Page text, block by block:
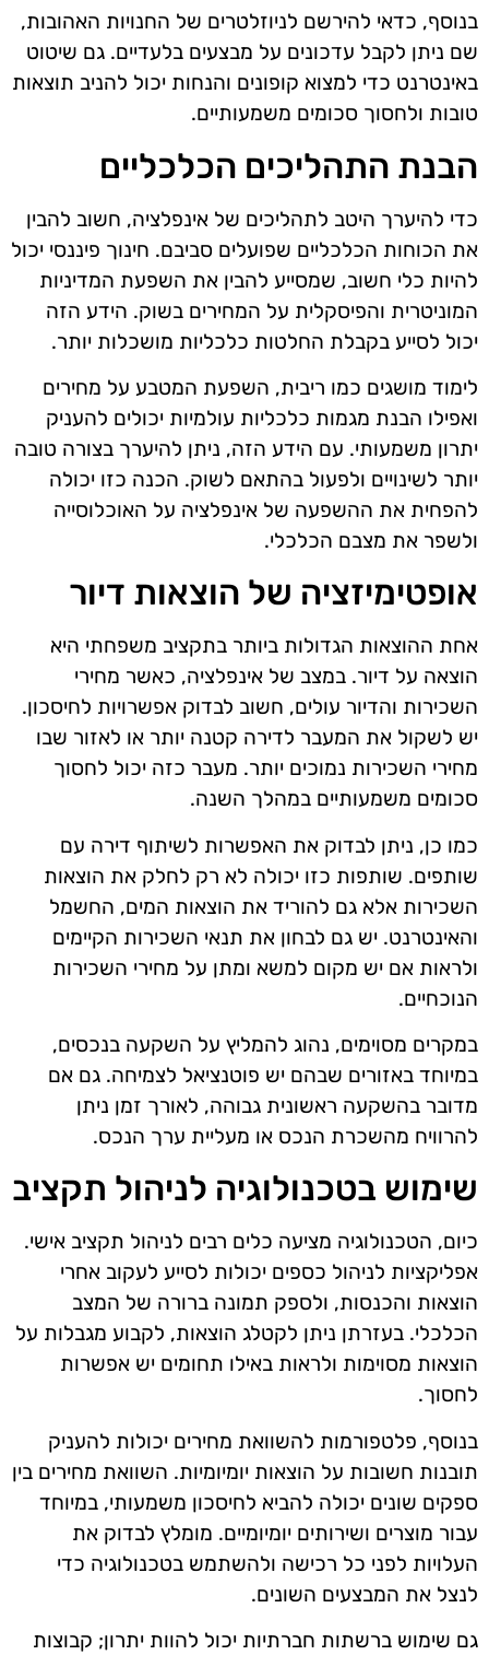
בנוסף, כדאי להירשם לניוזלטרים של החנויות האהובות,
שם ניתן לקבל עדכונים על מבצעים בלעדיים. גם שיטוט
באינטרנט כדי למצוא קופונים והנחות יכול להניב תוצאות
טובות ולחסוך סכומים משמעותיים.
הבנת התהליכים הכלכליים
כדי להיערך היטב לתהליכים של אינפלציה, חשוב להבין
את הכוחות הכלכליים שפועלים סביבם. חינוך פיננסי יכול
להיות כלי חשוב, שמסייע להבין את השפעת המדיניות
המוניטרית והפיסקלית על המחירים בשוק. הידע הזה
יכול לסייע בקבלת החלטות כלכליות מושכלות יותר.
לימוד מושגים כמו ריבית, השפעת המטבע על מחירים
ואפילו הבנת מגמות כלכליות עולמיות יכולים להעניק
יתרון משמעותי. עם הידע הזה, ניתן להיערך בצורה טובה
יותר לשינויים ולפעול בהתאם לשוק. הכנה כזו יכולה
להפחית את ההשפעה של אינפלציה על האוכלוסייה
ולשפר את מצבם הכלכלי.
אופטימיזציה של הוצאות דיור
אחת ההוצאות הגדולות ביותר בתקציב משפחתי היא
הוצאה על דיור. במצב של אינפלציה, כאשר מחירי
השכירות והדיור עולים, חשוב לבדוק אפשרויות לחיסכון.
יש לשקול את המעבר לדירה קטנה יותר או לאזור שבו
מחירי השכירות נמוכים יותר. מעבר כזה יכול לחסוך
סכומים משמעותיים במהלך השנה.
כמו כן, ניתן לבדוק את האפשרות לשיתוף דירה עם
שותפים. שותפות כזו יכולה לא רק לחלק את הוצאות
השכירות אלא גם להוריד את הוצאות המים, החשמל
והאינטרנט. יש גם לבחון את תנאי השכירות הקיימים
ולראות אם יש מקום למשא ומתן על מחירי השכירות
הנוכחיים.
במקרים מסוימים, נהוג להמליץ על השקעה בנכסים,
במיוחד באזורים שבהם יש פוטנציאל לצמיחה. גם אם
מדובר בהשקעה ראשונית גבוהה, לאורך זמן ניתן
להרוויח מהשכרת הנכס או מעליית ערך הנכס.
שימוש בטכנולוגיה לניהול תקציב
כיום, הטכנולוגיה מציעה כלים רבים לניהול תקציב אישי.
אפליקציות לניהול כספים יכולות לסייע לעקוב אחרי
הוצאות והכנסות, ולספק תמונה ברורה של המצב
הכלכלי. בעזרתן ניתן לקטלג הוצאות, לקבוע מגבלות על
הוצאות מסוימות ולראות באילו תחומים יש אפשרות
לחסוך.
בנוסף, פלטפורמות להשוואת מחירים יכולות להעניק
תובנות חשובות על הוצאות יומיומיות. השוואת מחירים בין
ספקים שונים יכולה להביא לחיסכון משמעותי, במיוחד
עבור מוצרים ושירותים יומיומיים. מומלץ לבדוק את
העלויות לפני כל רכישה ולהשתמש בטכנולוגיה כדי
לנצל את המבצעים השונים.
גם שימוש ברשתות חברתיות יכול להוות יתרון; קבוצות